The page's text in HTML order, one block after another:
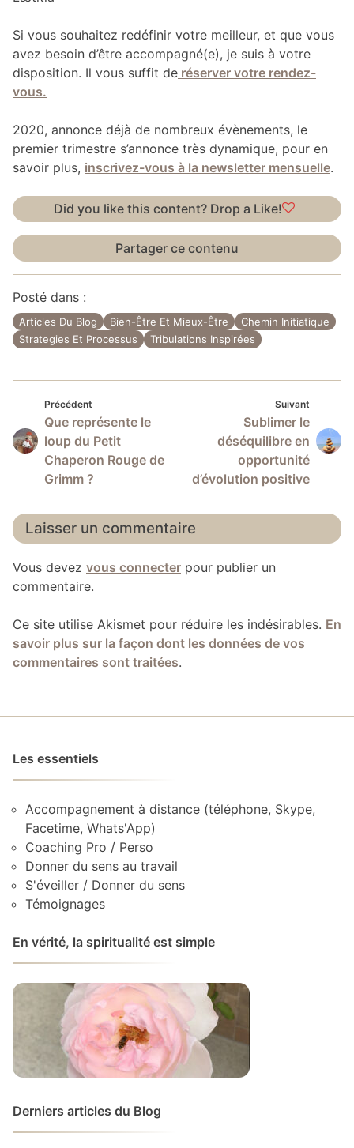
Si vous souhaitez redéfinir votre meilleur, et que vous
avez besoin d’être accompagné(e), je suis à votre
disposition. Il vous suffit de réserver votre rendez-
vous.
2020, annonce déjà de nombreux évènements, le
premier trimestre s’annonce très dynamique, pour en
savoir plus, inscrivez-vous à la newsletter mensuelle.
Did you like this content? Drop a Like!
Partager ce contenu
Posté dans :
Articles Du Blog Bien-Être Et Mieux-Être
Chemin Initiatique
Strategies Et Processus
Tribulations Inspirées
Navigation
de
l’article
Précédent
Que représente le
loup du Petit
Chaperon Rouge de
Grimm ?
Suivant
Sublimer le
déséquilibre en
opportunité
d’évolution positive
Laisser un commentaire
Vous devez vous connecter pour publier un
commentaire.
Ce site utilise Akismet pour réduire les indésirables. En
savoir plus sur la façon dont les données de vos
commentaires sont traitées.
Les essentiels
Accompagnement à distance (téléphone, Skype,
Facetime, Whats'App)
Coaching Pro / Perso
Donner du sens au travail
S'éveiller / Donner du sens
Témoignages
En vérité, la spiritualité est simple
Derniers articles du Blog